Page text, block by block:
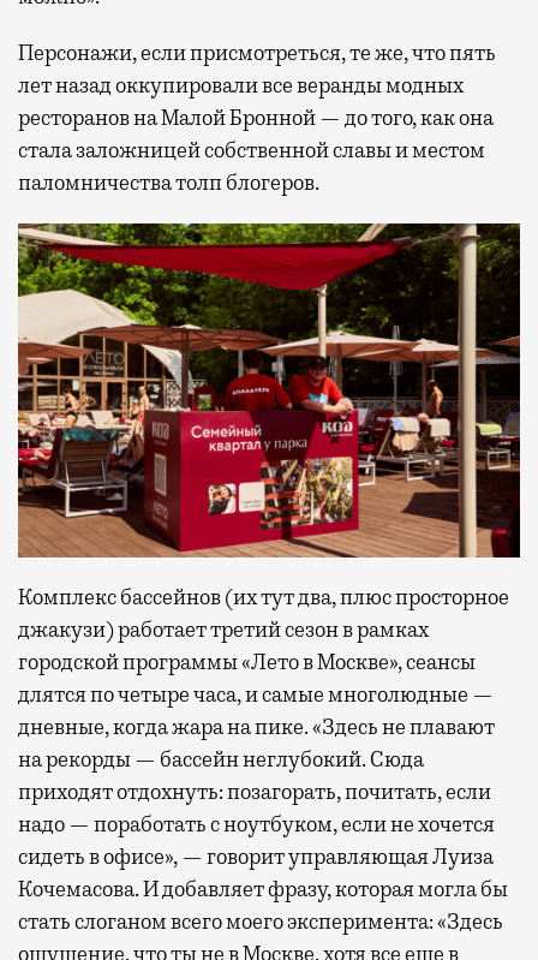
Персонажи, если присмотреться, те же, что пять
лет назад оккупировали все веранды модных
ресторанов на Малой Бронной — до того, как она
стала заложницей собственной славы и местом
паломничества толп блогеров.
Комплекс бассейнов (их тут два, плюс просторное
джакузи) работает третий сезон в рамках
городской программы «Лето в Москве», сеансы
длятся по четыре часа, и самые многолюдные —
дневные, когда жара на пике. «Здесь не плавают
на рекорды — бассейн неглубокий. Сюда
приходят отдохнуть: позагорать, почитать, если
надо — поработать с ноутбуком, если не хочется
сидеть в офисе», — говорит управляющая Луиза
Кочемасова. И добавляет фразу, которая могла бы
стать слоганом всего моего эксперимента: «Здесь
ощущение, что ты не в Москве, хотя все еще в